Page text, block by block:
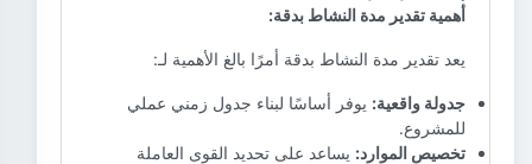
أهمية تقدير مدة النشاط بدقة:
يعد تقدير مدة النشاط بدقة أمرًا بالغ الأهمية لـ:
جدولة واقعية: يوفر أساسًا لبناء جدول زمني عملي
للمشروع.
تخصيص الموارد: يساعد على تحديد القوى العاملة